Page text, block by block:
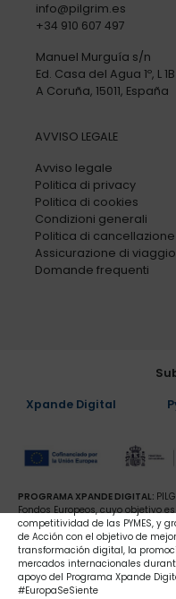
info@pilgrim.es
+34 910 607 497
Manuel Murguía s/n
Ed. Casa del Agua 1º, L 1B
A Coruña, 15011, España
AVVISO LEGALE
Avviso legale
Politica di privacy
Politica di cookies
Condizioni generali
Politica di cancellazione
Assicurazione di viaggio
Domande frequenti
Xpande Digital
PROGRAMA XPANDE DIGITAL:
Fondos Europeos, cuyo objetivo
competitividad de las PYMES, y
de Acción con el objetivo de
transformación digital, la
mercados internacionales
apoyo del Programa Xpande
#EuropaSeSiente